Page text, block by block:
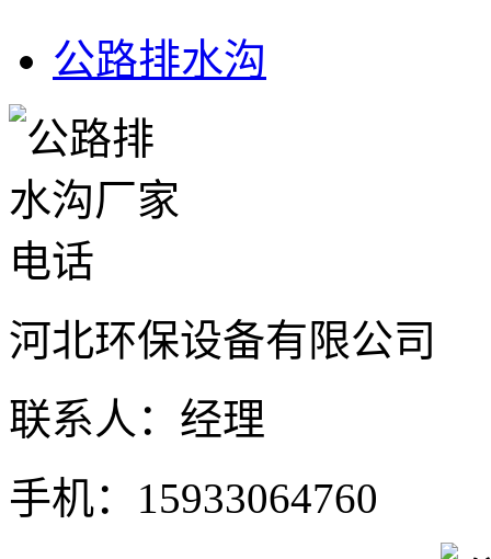
公路排水沟
河北环保设备有限公司
联系人：经理
手机：15933064760